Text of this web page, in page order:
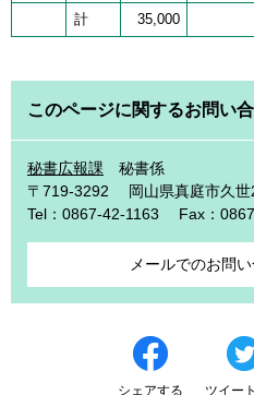
計 35,000
このページに関するお問い
秘書広報課
秘書係
〒719-3292
岡山県真庭市久
Tel：0867-42-1163
Fax：
メールでのお問
シェアする ツイー